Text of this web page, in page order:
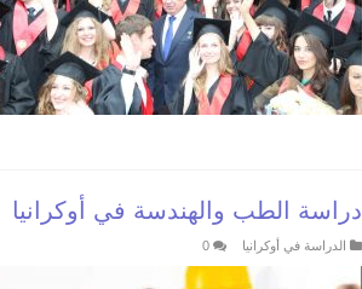
دراسة الطب والهندسة في أوكرانيا
الدراسة في أوكرانيا 0